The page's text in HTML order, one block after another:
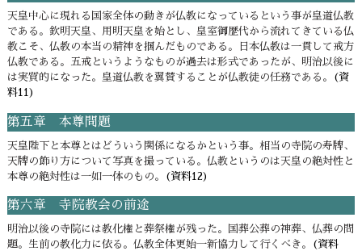
天皇中心に現れる国家全体の動きが仏教になっているという事が皇道仏教
である。欽明天皇、用明天皇を始とし、皇室御歴代から流れてきている仏
教こそ、仏教の本当の精神を掴んだものである。日本仏教は一貫して戒方
仏教である。五戒というようなものが過去は形式であったが、明治以後に
は実質的になった。皇道仏教を翼賛することが仏教徒の任務である。
(資
料11)
第五章 本尊問題
天皇陛下と本尊とはどういう関係になるかという事。相当の寺院の寿牌、
天牌の飾り方について写真を撮っている。仏教というのは天皇の絶対性と
本尊の絶対性は一如一体のもの。
(資料12)
第六章 寺院教会の前途
明治以後の寺院には教化権と葬祭権が残った。国葬公葬の神葬、仏葬の問
題。生前の教化力に依る。仏教全体更始一新協力して行くべき。
(資料